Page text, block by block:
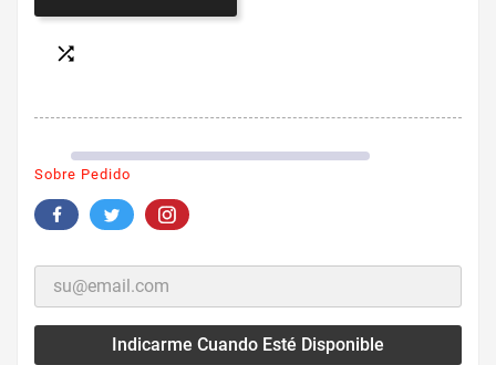

Sobre Pedido
Indicarme Cuando Esté Disponible